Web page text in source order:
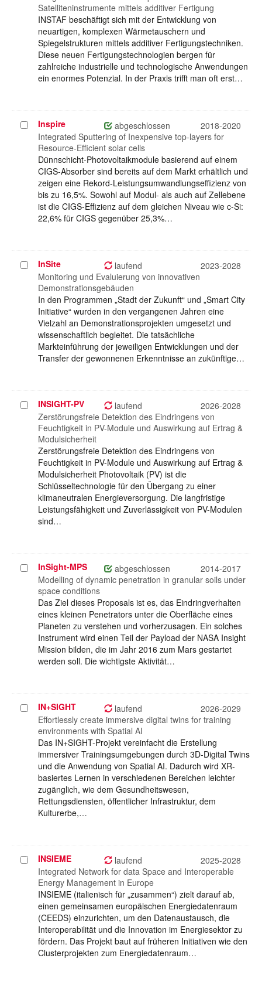
Satelliteninstrumente mittels additiver Fertigung
INSTAF beschäftigt sich mit der Entwicklung von
neuartigen, komplexen Wärmetauschern und
Spiegelstrukturen mittels additiver Fertigungstechniken.
Diese neuen Fertigungstechnologien bergen für
zahlreiche industrielle und technologische Anwendungen
ein enormes Potenzial. In der Praxis trifft man oft erst…
Projekt
auswählen
Inspire abgeschlossen
2018-2020
Integrated Sputtering of Inexpensive top-layers for
Resource-Efficient solar cells
Dünnschicht-Photovoltaikmodule basierend auf einem
CIGS-Absorber sind bereits auf dem Markt erhältlich und
zeigen eine Rekord-Leistungsumwandlungseffizienz von
bis zu 16,5%. Sowohl auf Modul- als auch auf Zellebene
ist die CIGS-Effizienz auf dem gleichen Niveau wie c-Si:
22,6% für CIGS gegenüber 25,3%…
Projekt
auswählen
InSite laufend
2023-2028
Monitoring und Evaluierung von innovativen
Demonstrationsgebäuden
In den Programmen „Stadt der Zukunft“ und „Smart City
Initiative“ wurden in den vergangenen Jahren eine
Vielzahl an Demonstrationsprojekten umgesetzt und
wissenschaftlich begleitet. Die tatsächliche
Markteinführung der jeweiligen Entwicklungen und der
Transfer der gewonnenen Erkenntnisse an zukünftige…
Projekt
auswählen
INSIGHT-PV laufend
2026-2028
Zerstörungsfreie Detektion des Eindringens von
Feuchtigkeit in PV-Module und Auswirkung auf Ertrag &
Modulsicherheit
Zerstörungsfreie Detektion des Eindringens von
Feuchtigkeit in PV-Module und Auswirkung auf Ertrag &
Modulsicherheit Photovoltaik (PV) ist die
Schlüsseltechnologie für den Übergang zu einer
klimaneutralen Energieversorgung. Die langfristige
Leistungsfähigkeit und Zuverlässigkeit von PV-Modulen
sind…
Projekt
auswählen
InSight-MPS abgeschlossen
2014-2017
Modelling of dynamic penetration in granular soils under
space conditions
Das Ziel dieses Proposals ist es, das Eindringverhalten
eines kleinen Penetrators unter die Oberfläche eines
Planeten zu verstehen und vorherzusagen. Ein solches
Instrument wird einen Teil der Payload der NASA Insight
Mission bilden, die im Jahr 2016 zum Mars gestartet
werden soll. Die wichtigste Aktivität…
Projekt
auswählen
IN+SIGHT laufend
2026-2029
Effortlessly create immersive digital twins for training
environments with Spatial AI
Das IN+SIGHT-Projekt vereinfacht die Erstellung
immersiver Trainingsumgebungen durch 3D-Digital Twins
und die Anwendung von Spatial AI. Dadurch wird XR-
basiertes Lernen in verschiedenen Bereichen leichter
zugänglich, wie dem Gesundheitswesen,
Rettungsdiensten, öffentlicher Infrastruktur, dem
Kulturerbe,…
Projekt
auswählen
INSIEME laufend
2025-2028
Integrated Network for data Space and Interoperable
Energy Management in Europe
INSIEME (italienisch für „zusammen“) zielt darauf ab,
einen gemeinsamen europäischen Energiedatenraum
(CEEDS) einzurichten, um den Datenaustausch, die
Interoperabilität und die Innovation im Energiesektor zu
fördern. Das Projekt baut auf früheren Initiativen wie den
Clusterprojekten zum Energiedatenraum…